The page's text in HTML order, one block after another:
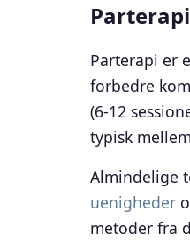
Parterapi
Parterapi er
forbedre
(6-12
typisk
Almindelige
uenigheder
metoder fra